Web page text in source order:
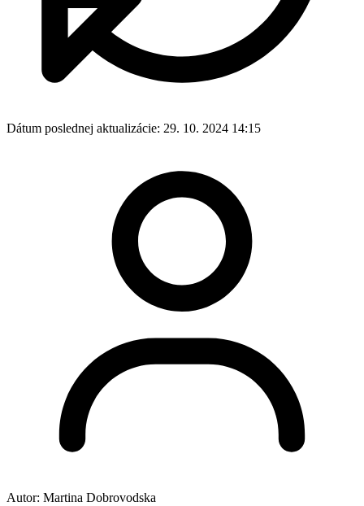
Dátum poslednej aktualizácie: 29. 10. 2024 14:15
Autor: Martina Dobrovodska